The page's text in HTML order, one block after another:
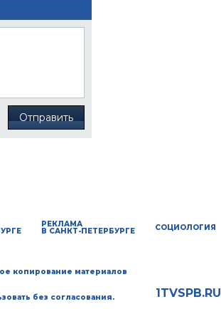
Отправить
РЕКЛАМА
В САНКТ-ПЕТЕРБУРГЕ СОЦИОЛОГИЯ
копирование материалов
без согласования.
1TVSPB.RU